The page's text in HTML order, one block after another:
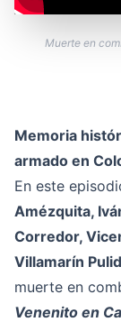
Muerte en
Memoria
armado en
En este
Amézquita,
Corredor,
Villamarín
muerte en
Venenito en